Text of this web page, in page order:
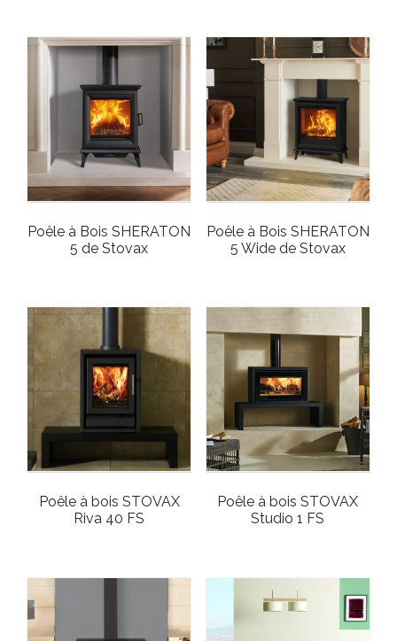
Poêle à Bois SHERATON
5 de Stovax
Poêle à Bois SHERATON
5 Wide de Stovax
Poêle à bois STOVAX
Riva 40 FS
Poêle à bois STOVAX
Studio 1 FS